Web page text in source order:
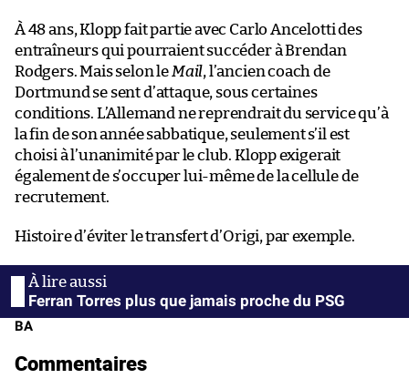
À 48 ans, Klopp fait partie avec Carlo Ancelotti des
entraîneurs qui pourraient succéder à Brendan
Rodgers. Mais selon leMail, l’ancien coach de
Dortmund se sent d’attaque, sous certaines
conditions. L’Allemand ne reprendrait du service qu’à
la fin de son année sabbatique, seulement s’il est
choisi à l’unanimité par le club. Klopp exigerait
également de s’occuper lui-même de la cellule de
recrutement.
Histoire d’éviter le transfert d’Origi, par exemple.
Ferran Torres plus que jamais proche du PSG
BA
Commentaires